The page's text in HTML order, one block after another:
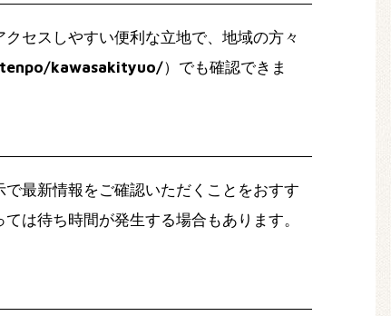
セスしやすい便利な立地で、地域の方々
kawasakityuo/）でも確認できま
最新情報をご確認いただくことをおすす
は待ち時間が発生する場合もあります。